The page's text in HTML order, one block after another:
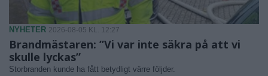
NYHETER 2026-08-05 KL. 12:27
Brandmästaren: ”Vi var inte säkra på att vi
skulle lyckas”
Storbranden kunde ha fått betydligt värre följder.